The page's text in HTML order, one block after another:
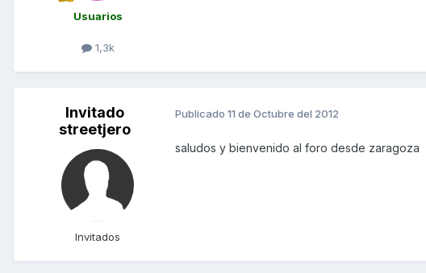
Usuarios
1,3k
Invitado
streetjero
Invitados
Publicado 11 de Octubre del 2012
saludos y bienvenido al foro desde zaragoza